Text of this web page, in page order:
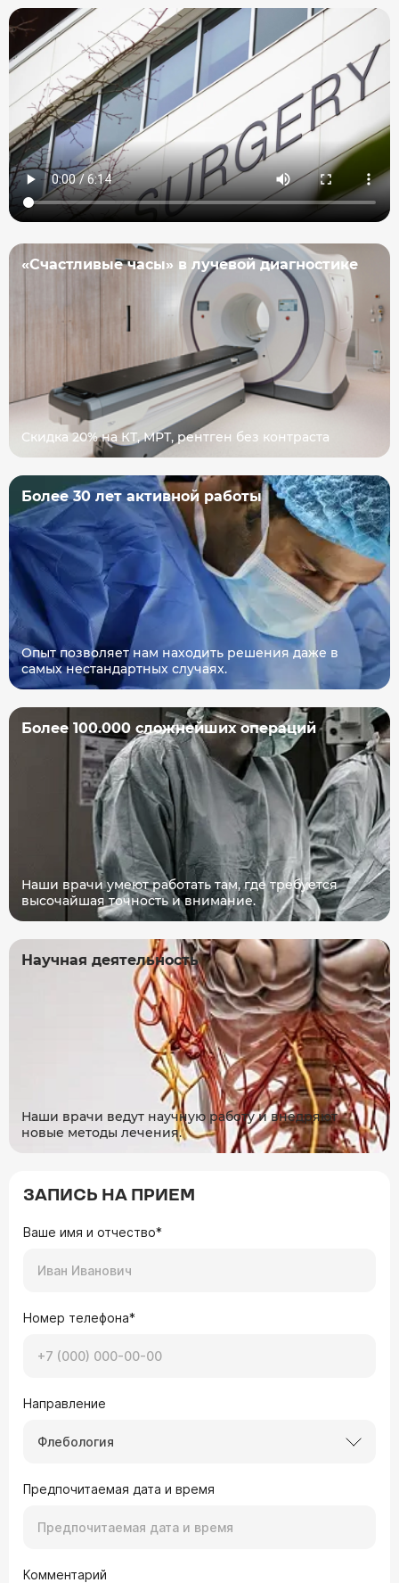
«Счастливые часы» в лучевой диагностике
Скидка 20% на КТ, МРТ, рентген без контраста
Более 30 лет активной работы
Опыт позволяет нам находить решения даже в
самых нестандартных случаях.
Более 100.000 сложнейших операций
Наши врачи умеют работать там, где требуется
высочайшая точность и внимание.
Научная деятельность
Наши врачи ведут научную работу и внедряют
новые методы лечения.
ЗАПИСЬ НА ПРИЕМ
Ваше имя и отчество*
Номер телефона*
Направление
Флебология
Предпочитаемая дата и время
Комментарий